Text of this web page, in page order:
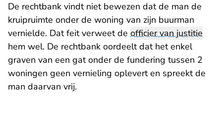
De rechtbank vindt niet bewezen dat de man de
kruipruimte onder de woning van zijn buurman
vernielde. Dat feit verweet de officier van justitie
hem wel. De rechtbank oordeelt dat het enkel
graven van een gat onder de fundering tussen 2
woningen geen vernieling oplevert en spreekt de
man daarvan vrij.